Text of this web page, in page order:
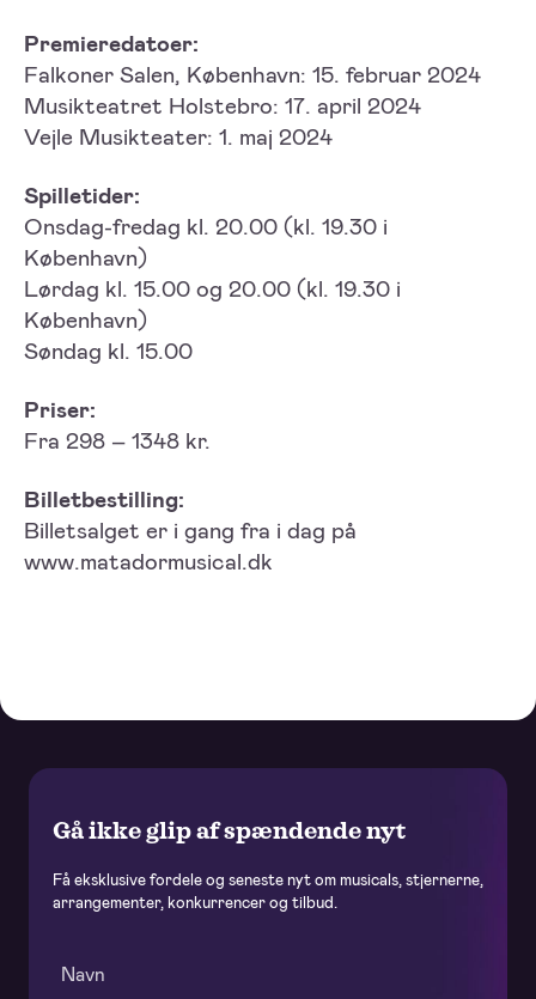
Premieredatoer:
Falkoner Salen, København: 15. februar 2024
Musikteatret Holstebro: 17. april 2024
Vejle Musikteater: 1. maj 2024
Spilletider:
Onsdag-fredag kl. 20.00 (kl. 19.30 i
København)
Lørdag kl. 15.00 og 20.00 (kl. 19.30 i
København)
Søndag kl. 15.00
Priser:
Fra 298 – 1348 kr.
Billetbestilling:
Billetsalget er i gang fra i dag på
www.matadormusical.dk
Gå ikke glip af spændende nyt
Få eksklusive fordele og seneste nyt om musicals, stjernerne,
arrangementer, konkurrencer og tilbud.